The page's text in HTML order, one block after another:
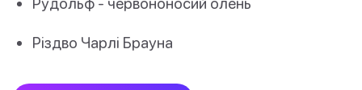
Різдво Чарлі Брауна